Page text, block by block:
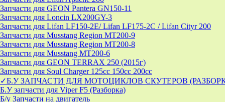
Запчасти для GEON Pantera GN150-11
Запчасти для Loncin LX200GY-3
Запчасти для Lifan LF150-2E/ Lifan LF175-2C / Lifan Cityr 200
Запчасти для Musstang Region MT200-9
Запчасти для Musstang Region MT200-8
Запчасти для Musstang MT200-6
Запчасти для GEON TERRAX 250 (2015г)
Запчасти для Soul Charger 125сс 150cc 200сс
✓Б.У ЗАПЧАСТИ ДЛЯ МОТОЦИКЛОВ СКУТЕРОВ
Б.У запчасти для Viper F5 (Разборка)
Б/у Запчасти на двигатель